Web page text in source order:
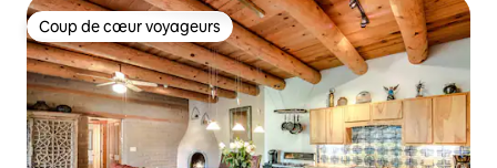
Coup de cœur voyageurs
Coup de cœur voyageurs